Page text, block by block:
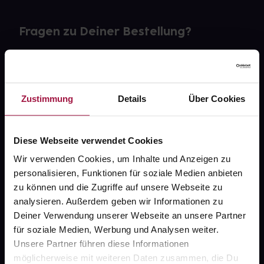
Zustimmung Details Über Cookies
Diese Webseite verwendet Cookies
Wir verwenden Cookies, um Inhalte und Anzeigen zu
personalisieren, Funktionen für soziale Medien anbieten
zu können und die Zugriffe auf unsere Webseite zu
analysieren. Außerdem geben wir Informationen zu
Deiner Verwendung unserer Webseite an unsere Partner
für soziale Medien, Werbung und Analysen weiter.
Unsere Partner führen diese Informationen
möglicherweise mit weiteren Daten zusammen, die Du
Fragen zu Deiner Bestellung?
gesund.de
Über uns
Karriere
Newsletter